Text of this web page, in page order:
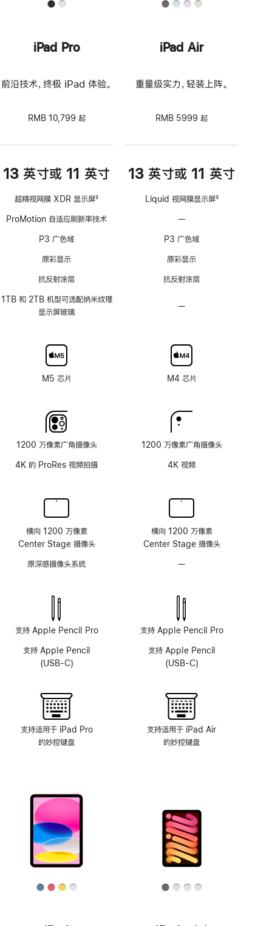
iPad Pro
前沿技术，终极 iPad 体验。
RMB 10,799 起
13 英寸或 11 英寸
超精视网膜 XDR 显示屏
注
3
ProMotion 自适应刷新率技术
P3 广色域
原彩显示
抗反射涂层
1TB 和 2TB 机型可选配纳米纹理
显示屏玻璃
M5 芯片
1200 万像素广角摄像头
4K 的 ProRes 视频拍摄
横向 1200 万像素
Center Stage 摄像头
原深感摄像头系统
支持 Apple Pencil Pro
支持 Apple Pencil
(USB-C)
支持适用于 iPad Pro
的妙控键盘
iPad Air
重量级实力，轻装上阵。
RMB 5999 起
13 英寸或 11 英寸
Liquid 视网膜显示屏3
—
持
ProMotion
适
技
术
P3 广色域
原彩显示
抗反射涂层
—
配
纳
纹
板
M4 芯片
1200 万像素广角摄像头
4K 视频
横向 1200 万像素
Center Stage 摄像头
—
像
系
统
支持 Apple Pencil Pro
支持 Apple Pencil
(USB-C)
支持适用于 iPad Air
的妙控键盘